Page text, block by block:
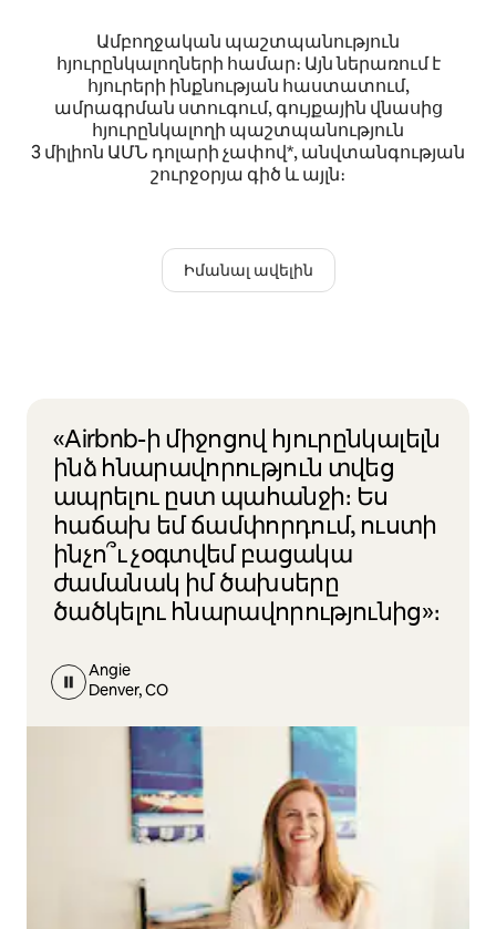
Ամբողջական պաշտպանություն
հյուրընկալողների համար։ Այն ներառում է
հյուրերի ինքնության հաստատում,
ամրագրման ստուգում, գույքային վնասից
հյուրընկալողի պաշտպանություն
3 միլիոն ԱՄՆ դոլարի չափով*, անվտանգության
շուրջօրյա գիծ և այլն։
Իմանալ ավելին
«Airbnb-ի միջոցով հյուրընկալելն
ինձ հնարավորություն տվեց
ապրելու ըստ պահանջի։ Ես
հաճախ եմ ճամփորդում, ուստի
ինչո՞ւ չօգտվեմ բացակա
ժամանակ իմ ծախսերը
ծածկելու հնարավորությունից»։
Angie
Denver, CO